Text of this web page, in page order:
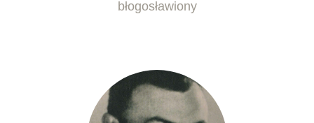
błogosławiony